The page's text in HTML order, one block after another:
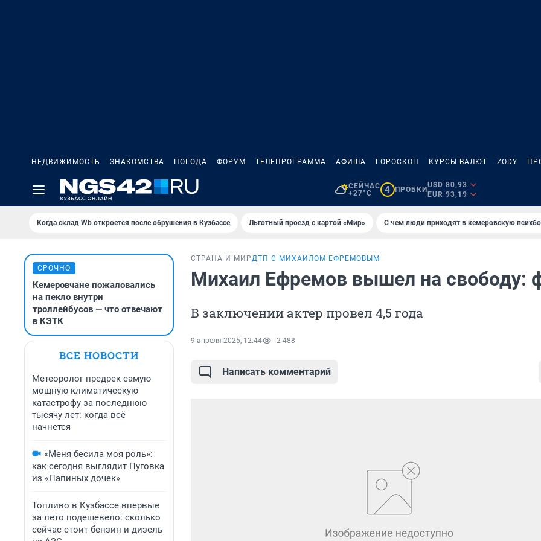
НЕДВИЖИМОСТЬ ЗНАКОМСТВА ПОГОДА ФОРУМ ТЕЛЕПРОГРАММА АФИША ГОРОСКОП КУРСЫ ВАЛЮТ ZODY
СЕЙЧАС
+27°C
4 ПРОБКИ
USD 80,93
EUR 93,19
Когда склад Wb откроется после обрушения в Кузбассе Льготный проезд с картой «Мир» С чем люди приходят в кемеровскую
СРОЧНО
Кемеровчане пожаловались
на пекло внутри
троллейбусов — что отвечают
в КЭТК
ВСЕ НОВОСТИ
Метеоролог предрек самую
мощную климатическую
катастрофу за последнюю
тысячу лет: когда всё
начнется
«Меня бесила моя роль»:
как сегодня выглядит Пуговка
из «Папиных дочек»
Топливо в Кузбассе впервые
за лето подешевело: сколько
сейчас стоит бензин и дизель
СТРАНА И МИРДТП С МИХАИЛОМ ЕФРЕМОВЫМ
Михаил Ефремов вышел на свободу:
В заключении актер провел 4,5 года
9 апреля 2025, 12:44 2 488
Написать комментарий